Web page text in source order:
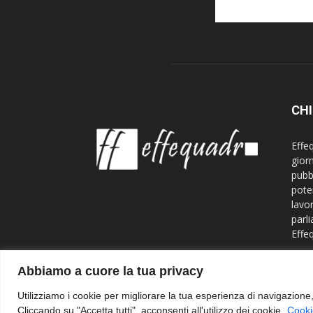
Abbiamo a cuore la tua privacy
Utilizziamo i cookie per migliorare la tua esperienza di
Cliccando su "Accetta tutti", acconsenti all'utilizzo dei cookie.